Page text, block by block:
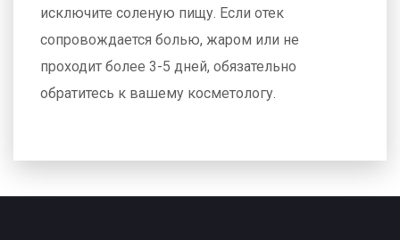
исключите соленую пищу. Если отек
сопровождается болью, жаром или не
проходит более 3-5 дней, обязательно
обратитесь к вашему косметологу.